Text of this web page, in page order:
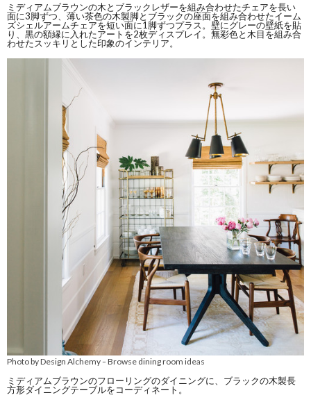
ミディアムブラウンの木とブラックレザーを組み合わせたチェアを長い
面に3脚ずつ、薄い茶色の木製脚とブラックの座面を組み合わせたイーム
ズシェルアームチェアを短い面に1脚ずつプラス。壁にグレーの壁紙を貼
り、黒の額縁に入れたアートを2枚ディスプレイ。無彩色と木目を組み合
わせたスッキリとした印象のインテリア。
Photo by Design Alchemy–Browse dining room ideas
ミディアムブラウンのフローリングのダイニングに、ブラックの木製長
方形ダイニングテーブルをコーディネート。